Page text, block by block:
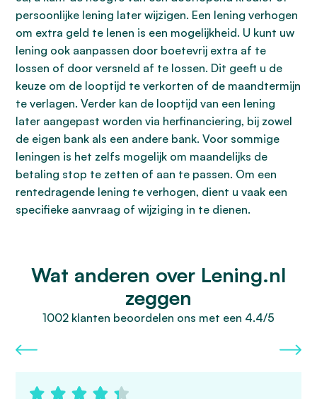
persoonlijke lening later wijzigen. Een lening verhogen
om extra geld te lenen is een mogelijkheid. U kunt uw
lening ook aanpassen door boetevrij extra af te
lossen of door versneld af te lossen. Dit geeft u de
keuze om de looptijd te verkorten of de maandtermijn
te verlagen. Verder kan de looptijd van een lening
later aangepast worden via herfinanciering, bij zowel
de eigen bank als een andere bank. Voor sommige
leningen is het zelfs mogelijk om maandelijks de
betaling stop te zetten of aan te passen. Om een
rentedragende lening te verhogen, dient u vaak een
specifieke aanvraag of wijziging in te dienen.
Wat anderen over Lening.nl
zeggen
1002 klanten beoordelen ons met een 4.4/5